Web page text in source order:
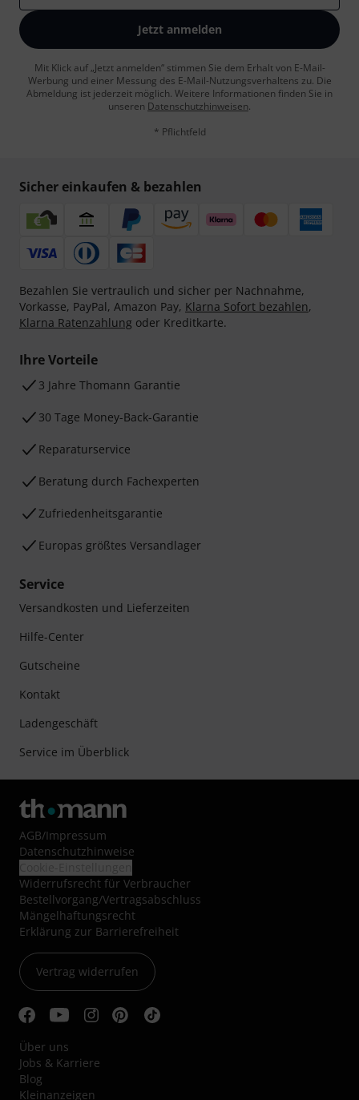
Jetzt anmelden
Mit Klick auf „Jetzt anmelden“ stimmen Sie dem Erhalt von E-Mail-
Werbung und einer Messung des E-Mail-Nutzungsverhaltens zu. Die
Abmeldung ist jederzeit möglich. Weitere Informationen finden Sie in
unseren Datenschutzhinweisen.
* Pflichtfeld
Sicher einkaufen & bezahlen
Bezahlen Sie vertraulich und sicher per Nachnahme,
Vorkasse, PayPal, Amazon Pay, Klarna Sofort bezahlen,
Klarna Ratenzahlung oder Kreditkarte.
Ihre Vorteile
3 Jahre Thomann Garantie
30 Tage Money-Back-Garantie
Reparaturservice
Beratung durch Fachexperten
Zufriedenheitsgarantie
Europas größtes Versandlager
Service
Versandkosten und Lieferzeiten
Hilfe-Center
Gutscheine
Kontakt
Ladengeschäft
Service im Überblick
AGB/Impressum
Datenschutzhinweise
Widerrufsrecht für Verbraucher
Bestellvorgang/Vertragsabschluss
Mängelhaftungsrecht
Erklärung zur Barrierefreiheit
Vertrag widerrufen
Über uns
Jobs & Karriere
Blog
Kleinanzeigen